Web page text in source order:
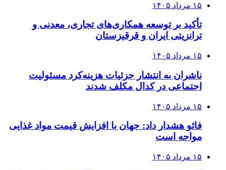
۱۵ مرداد ۱۴۰۵
تأکید بر توسعه همکاری‌های تجاری، معدنی و
ترانزیتی ایران و قرقیزستان
۱۵ مرداد ۱۴۰۵
ناشران به انتشار جزئیات هزینه‌کرد مسئولیت
اجتماعی در کدال مکلف شدند
۱۵ مرداد ۱۴۰۵
فائو هشدار داد: جهان با افزایش قیمت مواد غذایی
مواجه است
۱۵ مرداد ۱۴۰۵